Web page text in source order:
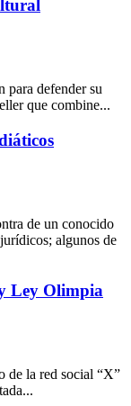
para defender su
que combine...
de un conocido
algunos de
Ley Olimpia
de la red social “X”